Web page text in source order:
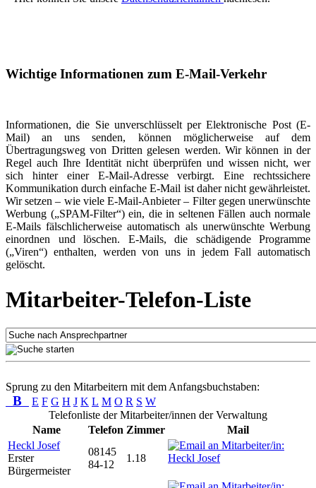
Wichtige Informationen zum E-Mail-Verkehr
Informationen, die Sie unverschlüsselt per Elektronische Post (E-
Mail) an uns senden, können möglicherweise auf dem
Übertragungsweg von Dritten gelesen werden. Wir können in der
Regel auch Ihre Identität nicht überprüfen und wissen nicht, wer
sich hinter einer E-Mail-Adresse verbirgt. Eine rechtssichere
Kommunikation durch einfache E-Mail ist daher nicht gewährleistet.
Wir setzen – wie viele E-Mail-Anbieter – Filter gegen unerwünschte
Werbung („SPAM-Filter“) ein, die in seltenen Fällen auch normale
E-Mails fälschlicherweise automatisch als unerwünschte Werbung
einordnen und löschen. E-Mails, die schädigende Programme
(„Viren“) enthalten, werden von uns in jedem Fall automatisch
gelöscht.
Mitarbeiter-Telefon-Liste
Sprung zu den Mitarbeitern mit dem Anfangsbuchstaben:
B E F G H J K L M O R S W
Telefonliste der Mitarbeiter/innen der Verwaltung
Name
Telefon Zimmer
Mail
Heckl Josef
Erster
Bürgermeister
08145
84-12
1.18